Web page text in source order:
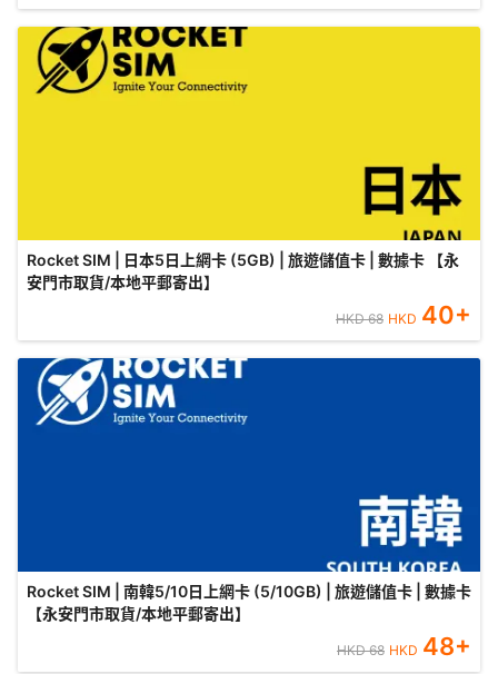
Rocket SIM | 日本5日上網卡 (5GB) | 旅遊儲值卡 | 數據卡 【永
安門市取貨/本地平郵寄出】
HKD68 HKD 40+
Rocket SIM | 南韓5/10日上網卡 (5/10GB) | 旅遊儲值卡 | 數據卡
【永安門市取貨/本地平郵寄出】
HKD68 HKD 48+